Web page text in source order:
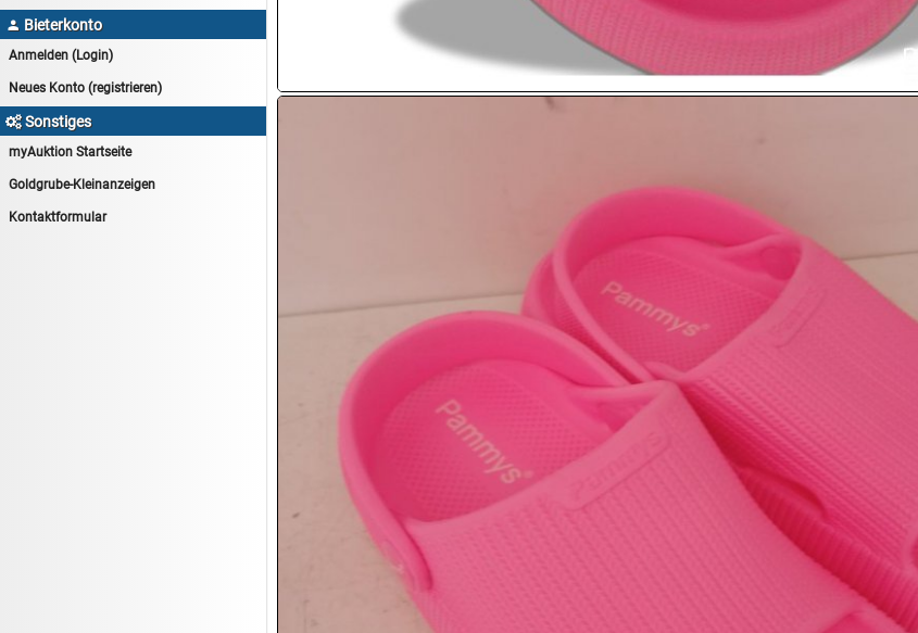
14.08:Tiernahrung/Zubehör
14.08:1€ Totalabverkauf
15.08:Lebensmittel/Wein
15.08:Drogerie/Kosmetik
 Bieterkonto
Anmelden (Login)
Neues Konto (registrieren)
Sonstiges
myAuktion Startseite
Goldgrube-Kleinanzeigen
Kontaktformular